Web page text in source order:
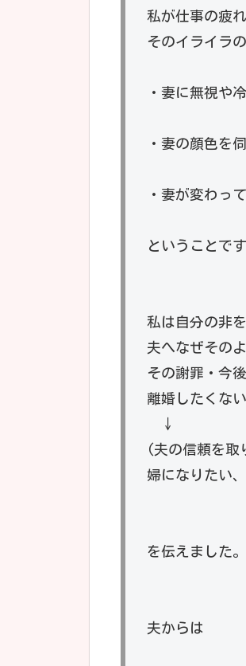
私が仕事の疲
そのイライラ
・妻に無視や
・妻の顔色を
・妻が変わっ
ということです
私は自分の非
夫へなぜその
その謝罪・今
離婚したくな
↓
(夫の信頼を取
婦になりたい
を伝えました。
夫からは